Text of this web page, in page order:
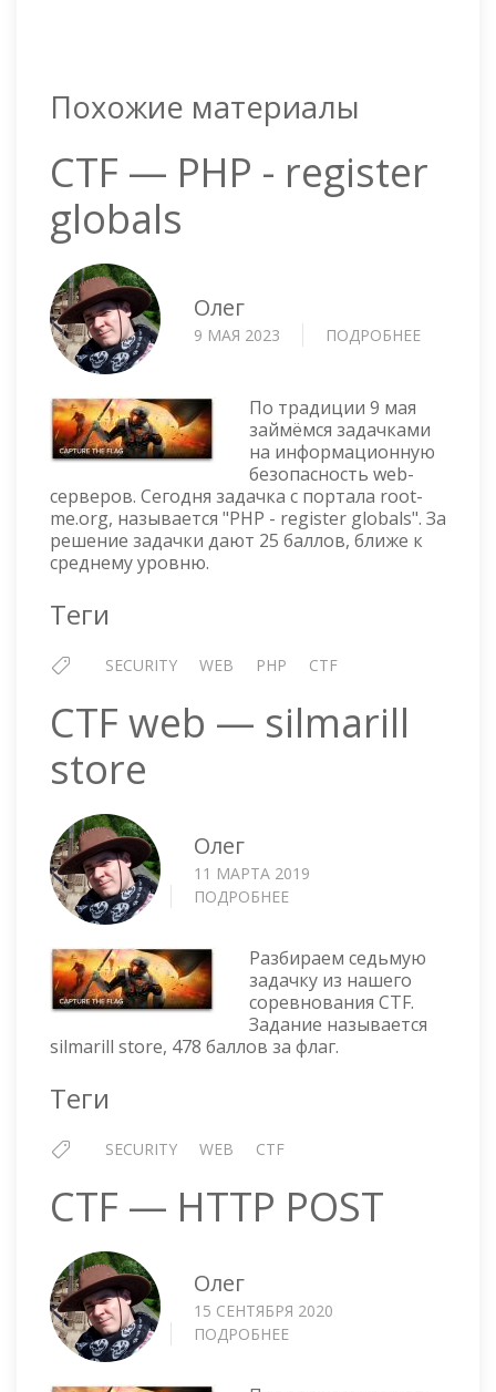
Похожие материалы
CTF — PHP - register
globals
Олег
9 МАЯ 2023 ПОДРОБНЕЕ
-
REGISTER
По традиции 9 мая
займёмся задачками
на информационную
безопасность web-
серверов. Сегодня задачка с портала root-
me.org, называется "PHP - register globals". За
решение задачки дают 25 баллов, ближе к
среднему уровню.
Теги
SECURITY WEB PHP CTF
CTF web — silmarill
store
Олег
11 МАРТА 2019
ПОДРОБНЕЕ
—
SILMARILL
STORE
Разбираем седьмую
задачку из нашего
соревнования CTF.
Задание называется
silmarill store, 478 баллов за флаг.
Теги
SECURITY WEB CTF
CTF — HTTP POST
Олег
15 СЕНТЯБРЯ 2020
ПОДРОБНЕЕ